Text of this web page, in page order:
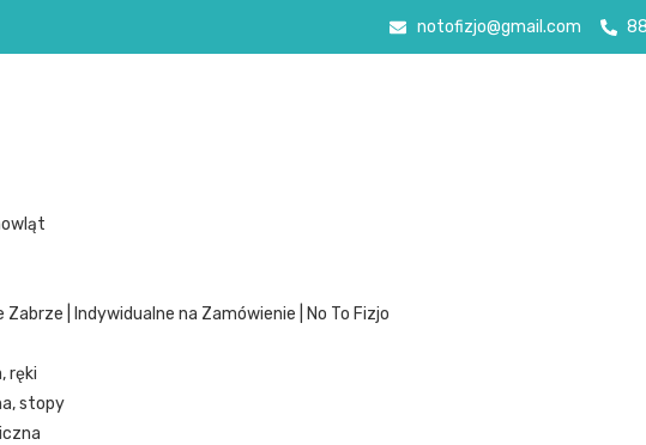
notofizjo@gmail.com
Zabrze | Indywidualne na Zamówienie | No To Fizjo
ręki
stopy